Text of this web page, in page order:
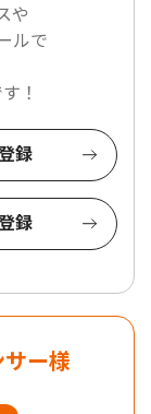
や
ルで
！
録
録
ー様